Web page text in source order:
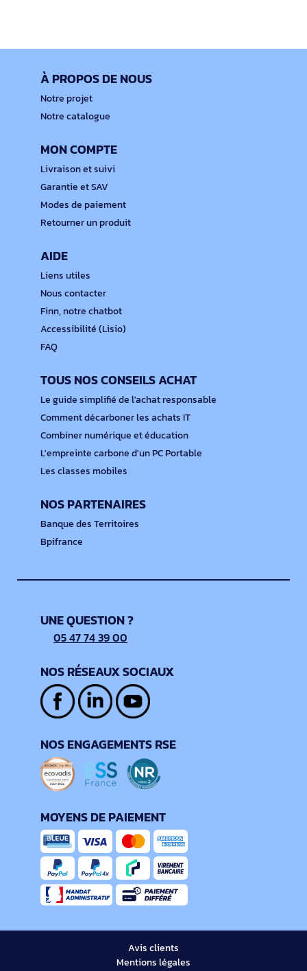
À PROPOS DE NOUS
Notre projet
Notre catalogue
MON COMPTE
Livraison et suivi
Garantie et SAV
Modes de paiement
Retourner un produit
AIDE
Liens utiles
Nous contacter
Finn, notre chatbot
Accessibilité (Lisio)
FAQ
TOUS NOS CONSEILS ACHAT
Le guide simplifié de l'achat responsable
Comment décarboner les achats IT
Combiner numérique et éducation
L'empreinte carbone d'un PC Portable
Les classes mobiles
NOS PARTENAIRES
Banque des Territoires
Bpifrance
UNE QUESTION ?
05 47 74 39 00
NOS RÉSEAUX SOCIAUX
NOS ENGAGEMENTS RSE
MOYENS DE PAIEMENT
Avis clients
Mentions légales